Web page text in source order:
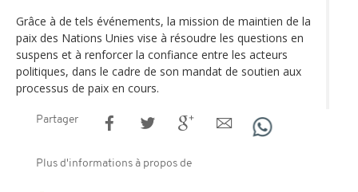
Grâce à de tels événements, la mission de maintien de la
paix des Nations Unies vise à résoudre les questions en
suspens et à renforcer la confiance entre les acteurs
politiques, dans le cadre de son mandat de soutien aux
processus de paix en cours.
Partager
Plus d'informations à propos de